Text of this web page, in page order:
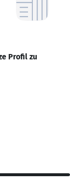
Profil zu